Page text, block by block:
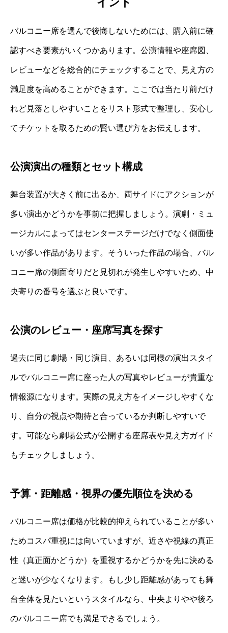
バルコニー席を選んで後悔しないためには、購入前に確
認すべき要素がいくつかあります。公演情報や座席図、
レビューなどを総合的にチェックすることで、見え方の
満足度を高めることができます。ここでは当たり前だけ
れど見落としやすいことをリスト形式で整理し、安心し
てチケットを取るための賢い選び方をお伝えします。
公演演出の種類とセット構成
舞台装置が大きく前に出るか、両サイドにアクションが
多い演出かどうかを事前に把握しましょう。演劇・ミュ
ージカルによってはセンターステージだけでなく側面使
いが多い作品があります。そういった作品の場合、バル
コニー席の側面寄りだと見切れが発生しやすいため、中
央寄りの番号を選ぶと良いです。
公演のレビュー・座席写真を探す
過去に同じ劇場・同じ演目、あるいは同様の演出スタイ
ルでバルコニー席に座った人の写真やレビューが貴重な
情報源になります。実際の見え方をイメージしやすくな
り、自分の視点や期待と合っているか判断しやすいで
す。可能なら劇場公式が公開する座席表や見え方ガイド
もチェックしましょう。
予算・距離感・視界の優先順位を決める
バルコニー席は価格が比較的抑えられていることが多い
ためコスパ重視には向いていますが、近さや視線の真正
性（真正面かどうか）を重視するかどうかを先に決める
と迷いが少なくなります。もし少し距離感があっても舞
台全体を見たいというスタイルなら、中央よりやや後ろ
のバルコニー席でも満足できるでしょう。